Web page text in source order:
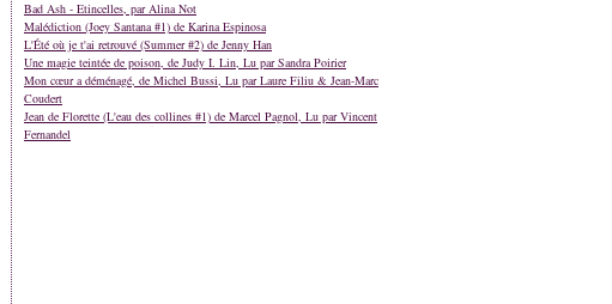
Bad Ash - Etincelles, par Alina Not
Malédiction (Joey Santana #1) de Karina Espinosa
L'Été où je t'ai retrouvé (Summer #2) de Jenny Han
Une magie teintée de poison, de Judy I. Lin, Lu par Sandra Poirier
Mon cœur a déménagé, de Michel Bussi, Lu par Laure Filiu & Jean-Marc
Coudert
Jean de Florette (L'eau des collines #1) de Marcel Pagnol, Lu par Vincent
Fernandel